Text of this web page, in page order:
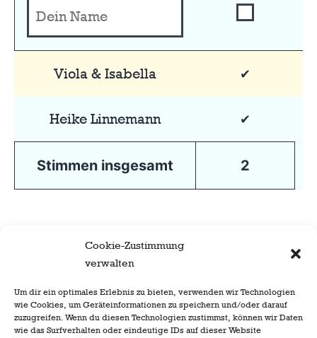
Cookie-Zustimmung
verwalten
Um dir ein optimales Erlebnis zu bieten, verwenden wir Technologien
wie Cookies, um Geräteinformationen zu speichern und/oder darauf
zuzugreifen. Wenn du diesen Technologien zustimmst, können wir Daten
wie das Surfverhalten oder eindeutige IDs auf dieser Website
Viola & Isabella ✔
Heike Linnemann ✔
Stimmen insgesamt 2